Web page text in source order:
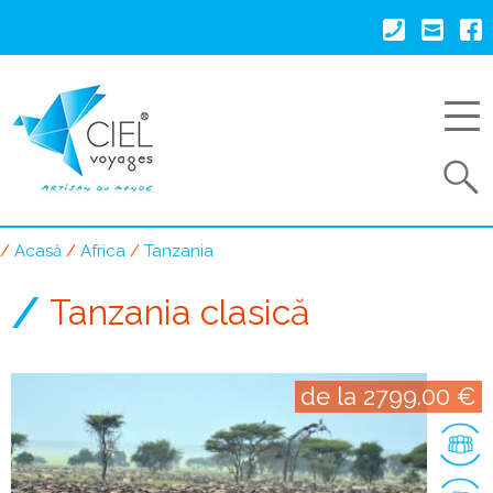
conţinutul
Acasă Africa Tanzania
Tanzania clasică
de la 2799.00 €